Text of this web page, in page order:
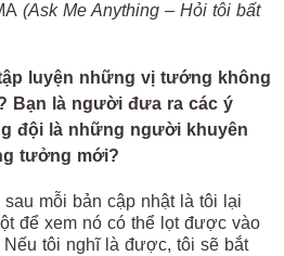
(Ask Me Anything – Hỏi tôi bất
luyện những vị tướng không
Bạn là người đưa ra các ý
đội là những người khuyên
tưởng mới?
mỗi bản cập nhật là tôi lại
để xem nó có thể lọt được vào
Nếu tôi nghĩ là được, tôi sẽ bắt